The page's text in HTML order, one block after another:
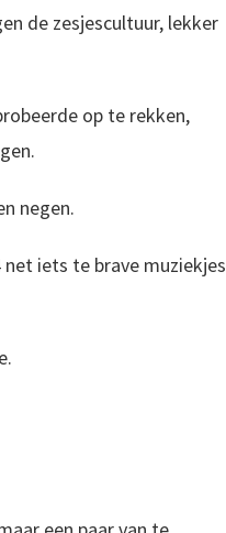
de zesjescultuur, lekker
op te rekken,
negen.
iets te brave muziekjes